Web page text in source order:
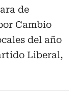
de
Cambio
del año
Liberal,